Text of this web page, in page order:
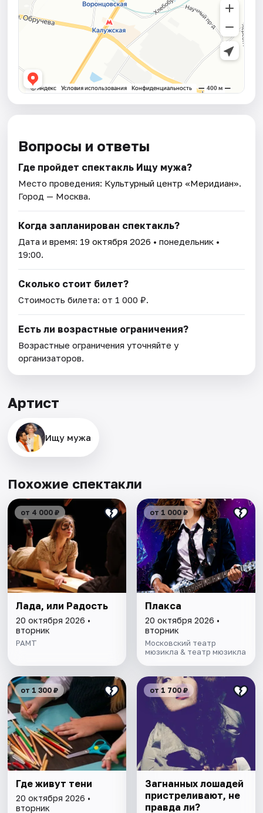
Вопросы и ответы
Где пройдет спектакль Ищу мужа?
Место проведения: Культурный центр «Меридиан».
Город — Москва.
Когда запланирован спектакль?
Дата и время: 19 октября 2026 • понедельник •
19:00.
Сколько стоит билет?
Стоимость билета: от 1 000 ₽.
Есть ли возрастные ограничения?
Возрастные ограничения уточняйте у
организаторов.
Артист
Ищу мужа
Похожие спектакли
от 4 000 ₽
Лада, или Радость
20 октября 2026 •
вторник
РАМТ
от 1 000 ₽
Плакса
20 октября 2026 •
вторник
Московский театр
мюзикла & театр мюзикла
от 1 300 ₽
Где живут тени
20 октября 2026 •
вторник
от 1 700 ₽
Загнанных лошадей
пристреливают, не
правда ли?